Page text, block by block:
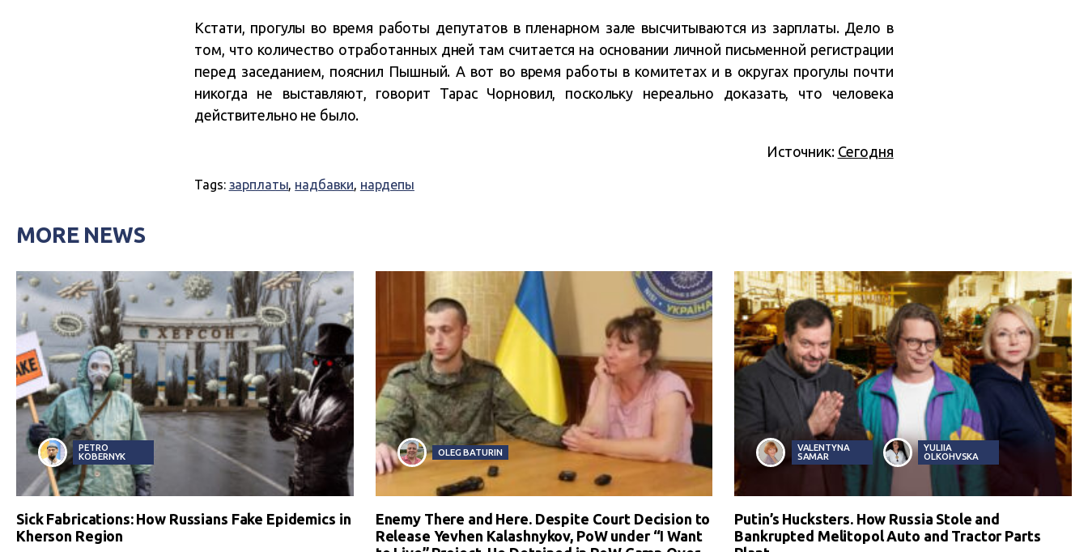
Кстати, прогулы во время работы депутатов в пленарном зале высчитываются из зарплаты. Дело в
том, что количество отработанных дней там считается на основании личной письменной регистрации
перед заседанием, пояснил Пышный. А вот во время работы в комитетах и в округах прогулы почти
никогда не выставляют, говорит Тарас Чорновил, поскольку нереально доказать, что человека
действительно не было.
Источник: Сегодня
Tags: зарплаты надбавки нардепы
MORE NEWS
PETRO
KOBERNYK
Sick Fabrications: How Russians Fake Epidemics in
Kherson Region
OLEG BATURIN
Enemy There and Here. Despite Court Decision to
Release Yevhen Kalashnykov, PoW under “I Want
VALENTYNA
SAMAR
YULIIA
OLKOHVSKA
Putin’s Hucksters. How Russia Stole and
Bankrupted Melitopol Auto and Tractor Parts